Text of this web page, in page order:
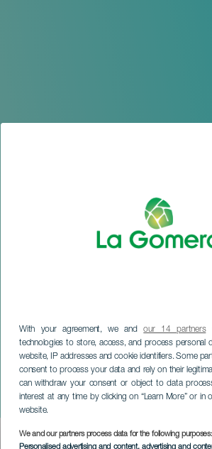
With your agreement, we andour 14 partners
technologies to store, access, and process personal
website, IP addresses and cookie identifiers. Some
consent to process your data and rely on their
can withdraw your consent or object to data
interest at any time by clicking on “Learn More” or in
website.
We and our partners process data for the following purposes:
Personalised advertising and content, advertising and
Bombaj na koncercie
LA GOMERA
Imagen